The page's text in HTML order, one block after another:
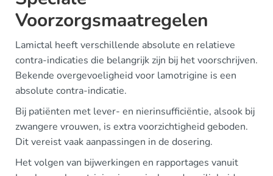
Voorzorgsmaatregelen
Lamictal heeft verschillende absolute en relatieve
contra-indicaties die belangrijk zijn bij het voorschrijven.
Bekende overgevoeligheid voor lamotrigine is een
absolute contra-indicatie.
Bij patiënten met lever- en nierinsufficiëntie, alsook bij
zwangere vrouwen, is extra voorzichtigheid geboden.
Dit vereist vaak aanpassingen in de dosering.
Het volgen van bijwerkingen en rapportages vanuit